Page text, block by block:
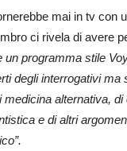
mai in tv con
ci rivela di avere
un programma stile
degli interrogativi ma
alternativa, di
e di altri